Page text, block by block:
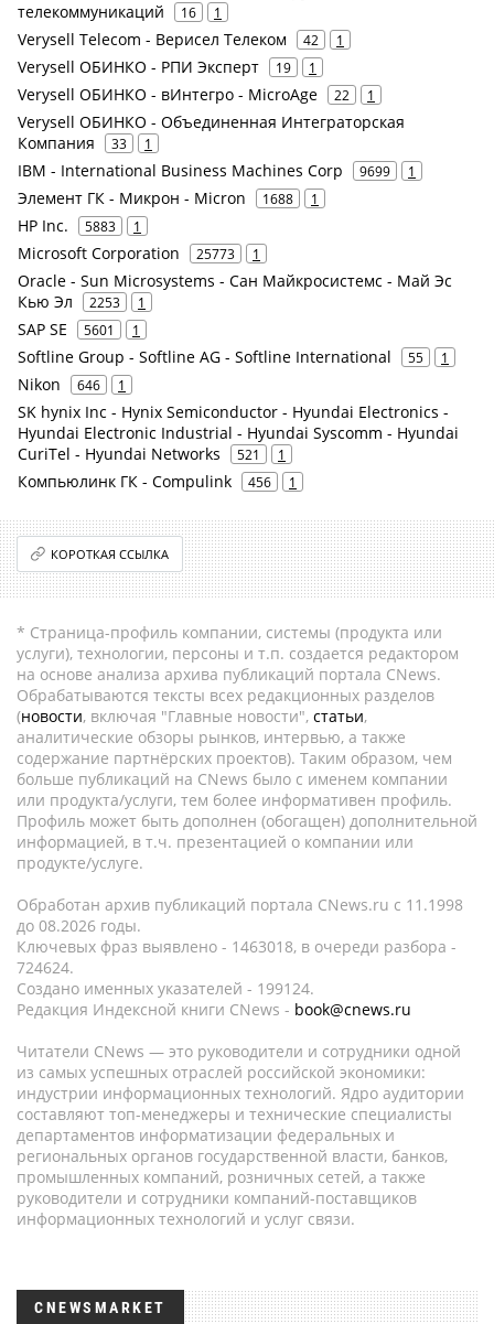
телекоммуникаций
16 1
Verysell Telecom - Верисел Телеком 42 1
Verysell ОБИНКО - РПИ Эксперт 19 1
Verysell ОБИНКО - вИнтегро - MicroAge 22 1
Verysell ОБИНКО - Объединенная Интеграторская
Компания
33 1
IBM - International Business Machines Corp 9699 1
Элемент ГК - Микрон - Micron 1688 1
HP Inc. 5883 1
Microsoft Corporation 25773 1
Oracle - Sun Microsystems - Сан Майкросистемс - Май Эс
Кью Эл
2253 1
SAP SE 5601 1
Softline Group - Softline AG - Softline International 55 1
Nikon 646 1
SK hynix Inc - Hynix Semiconductor - Hyundai Electronics -
Hyundai Electronic Industrial - Hyundai Syscomm - Hyundai
CuriTel - Hyundai Networks
521 1
Компьюлинк ГК - Compulink 456 1
КОРОТКАЯ ССЫЛКА
* Страница-профиль компании, системы (продукта или
услуги), технологии, персоны и т.п. создается редактором
на основе анализа архива публикаций портала CNews.
Обрабатываются тексты всех редакционных разделов
(новости, включая "Главные новости", статьи,
аналитические обзоры рынков, интервью, а также
содержание партнёрских проектов). Таким образом, чем
больше публикаций на CNews было с именем компании
или продукта/услуги, тем более информативен профиль.
Профиль может быть дополнен (обогащен) дополнительной
информацией, в т.ч. презентацией о компании или
продукте/услуге.
Обработан архив публикаций портала CNews.ru c 11.1998
до 08.2026 годы.
Ключевых фраз выявлено - 1463018, в очереди разбора -
724624.
Создано именных указателей - 199124.
Редакция Индексной книги CNews - book@cnews.ru
Читатели CNews — это руководители и сотрудники одной
из самых успешных отраслей российской экономики:
индустрии информационных технологий. Ядро аудитории
составляют топ-менеджеры и технические специалисты
департаментов информатизации федеральных и
региональных органов государственной власти, банков,
промышленных компаний, розничных сетей, а также
руководители и сотрудники компаний-поставщиков
информационных технологий и услуг связи.
CNEWSMARKET